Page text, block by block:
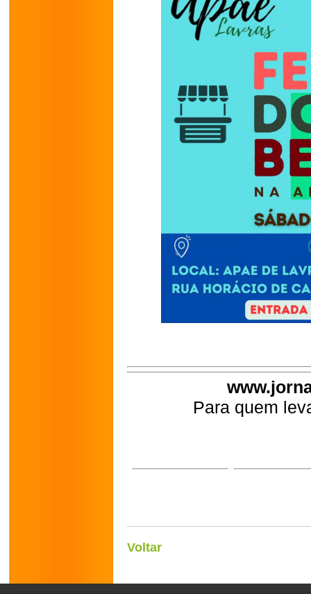
Para quem
Voltar